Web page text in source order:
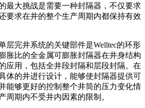
最大挑战是需要一种封隔器，不仅要求
要求在井的整个生产周期内都保持有效
层完井系统的关键部件是Welltec的环形
胀比的全金属可膨胀封隔器在井身结构
应用，包括全井段封隔和层段封隔。在
体的井进行设计，能够使封隔器提供可
能够更好的控制整个井筒的压力变化情
周期内不受井内因素的限制。